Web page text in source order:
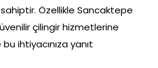
Özellikle Sancaktepe
çilingir hizmetlerine
ihtiyacınıza yanıt